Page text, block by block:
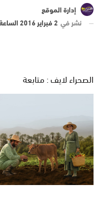
إدارة الموقع
نشر في 2 فبراير 2016 الساعة 1 و 08 دقيقة
الصحراء لايف : متابعة